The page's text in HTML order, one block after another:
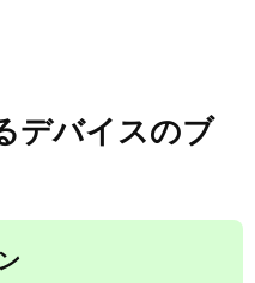
デバイスのブ